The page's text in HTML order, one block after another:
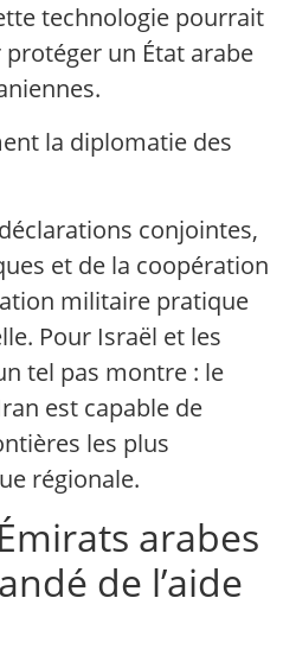
technologie pourrait
un État arabe
la diplomatie des
conjointes,
et de la coopération
militaire pratique
Pour Israël et les
tel pas montre : le
est capable de
les plus
régionale.
arabes
de l’aide